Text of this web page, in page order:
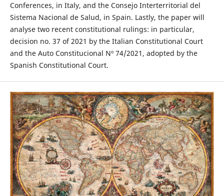
Conferences, in Italy, and the Consejo Interterritorial del
Sistema Nacional de Salud, in Spain. Lastly, the paper will
analyse two recent constitutional rulings: in particular,
decision no. 37 of 2021 by the Italian Constitutional Court
and the Auto Constitucional Nº 74/2021, adopted by the
Spanish Constitutional Court.